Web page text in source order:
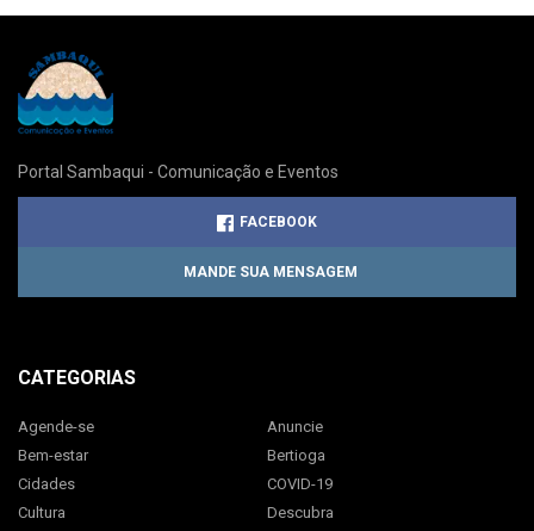
Portal Sambaqui - Comunicação e Eventos
FACEBOOK
MANDE SUA MENSAGEM
CATEGORIAS
Agende-se
Anuncie
Bem-estar
Bertioga
Cidades
COVID-19
Cultura
Descubra